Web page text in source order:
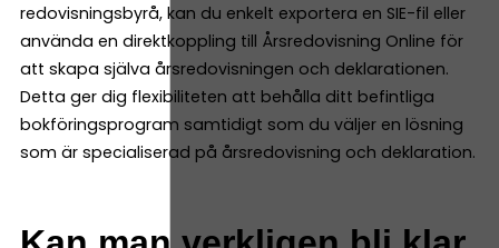
redovisningsbyrå, kan du enkelt exportera en SIE-fil eller
använda en direktkoppling till Årsredovisning Online för
att skapa själva årsredovisningen och deklarationen.
Detta ger dig flexibiliteten att behålla ditt befintliga
bokföringsprogram samtidigt som du väljer en lösning
som är specialiserad på årsredovisning och deklaration.